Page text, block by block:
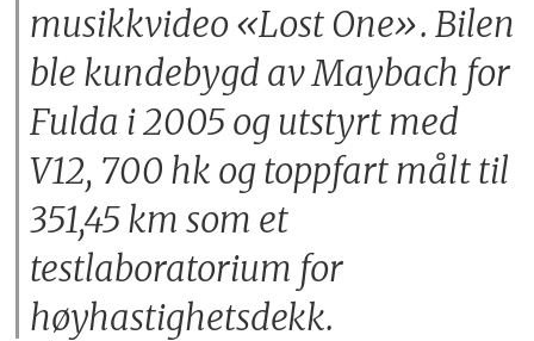
musikkvideo «Lost One». Bilen
ble kundebygd av Maybach for
Fulda i 2005 og utstyrt med
V12, 700 hk og toppfart målt til
351,45 km som et
testlaboratorium for
høyhastighetsdekk.